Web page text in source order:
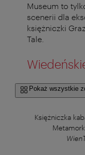
Museum to
scenerii dla
księżniczki
Tale.
Pokaż wszystkie
Księżniczka